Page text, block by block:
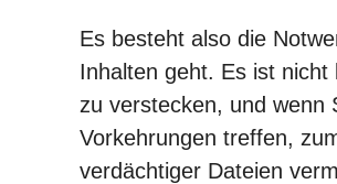
Es besteht also die
Inhalten geht. Es ist
zu verstecken, und wenn
Vorkehrungen treffen,
verdächtiger Dateien